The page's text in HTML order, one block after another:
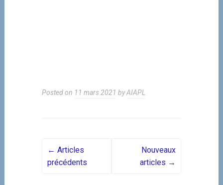
Posted on 11 mars 2021 byAIAPL
Posts navigation
← Articles
précédents
Nouveaux
articles →